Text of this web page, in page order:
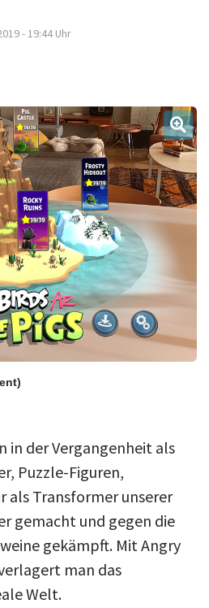
- 19:44 Uhr
in der Vergangenheit als
Puzzle-Figuren,
als Transformer unserer
gemacht und gegen die
gekämpft. Mit Angry
man das
Welt.